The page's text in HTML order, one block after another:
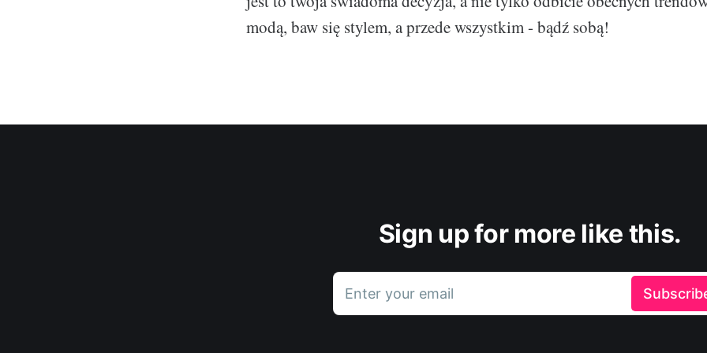
modą, baw się stylem, a przede wszystkim - bądź sobą!
Sign up for more like this.
Enter your email